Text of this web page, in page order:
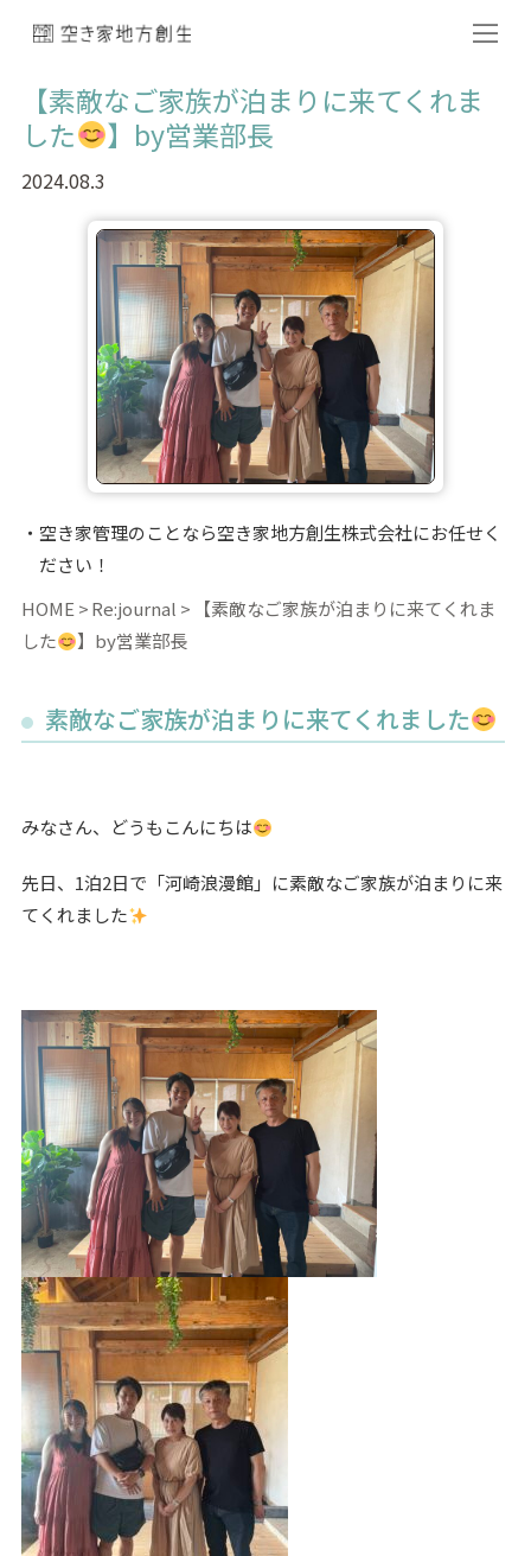
【素敵なご家族が泊まりに来てくれま
した
】by営業部長
2024.08.3
空き家管理のことなら空き家地方創生株式会社にお任せく
ださい！
HOME
Re:journal
【素敵なご家族が泊まりに来てくれま
した
】by営業部長
素敵なご家族が泊まりに来てくれました
みなさん、どうもこんにちは
先日、1泊2日で「河崎浪漫館」に素敵なご家族が泊まりに来
てくれました